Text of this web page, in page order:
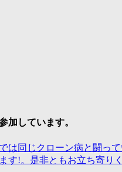
加しています。
は同じクローン病と闘っ
す!。是非ともお立ち寄り